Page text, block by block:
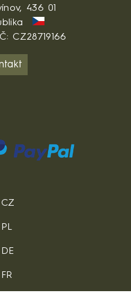
436 01
CZ28719166
CZ
PL
DE
FR